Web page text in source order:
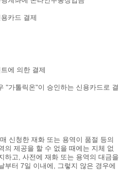
카드 결제
에 의한 결제
"가톨릭온"이 승인하는 신용카드로 결
신청한 재화 또는 용역이 품절 등의
의 제공을 할 수 없을 때에는 지체 없
하고, 사전에 재화 또는 용역의 대금을
부터 7일 이내에, 그렇지 않은 경우에